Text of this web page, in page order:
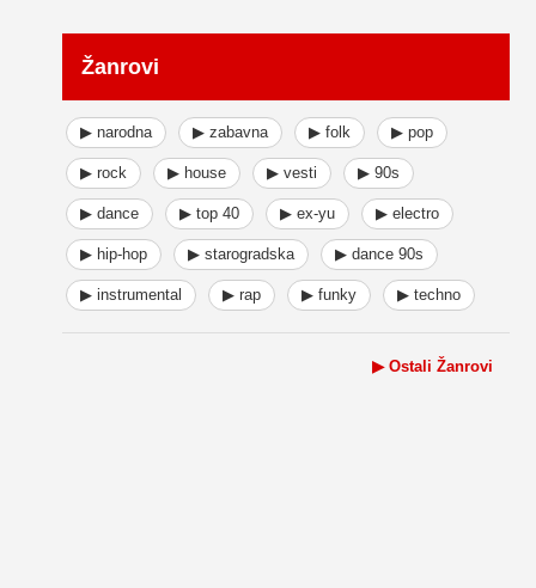
Žanrovi
▶ narodna ▶ zabavna ▶ folk ▶ pop
▶ rock ▶ house ▶ vesti ▶ 90s
▶ dance ▶ top 40 ▶ ex-yu ▶ electro
▶ hip-hop ▶ starogradska ▶ dance 90s
▶ instrumental ▶ rap ▶ funky ▶ techno
▶ Ostali Žanrovi